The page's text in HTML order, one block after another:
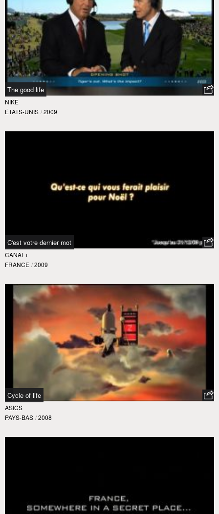
The good life
NIKE
ÉTATS-UNIS / 2009
C'est votre dernier mot
CANAL+
FRANCE / 2009
Cycle of life
ASICS
PAYS-BAS / 2008